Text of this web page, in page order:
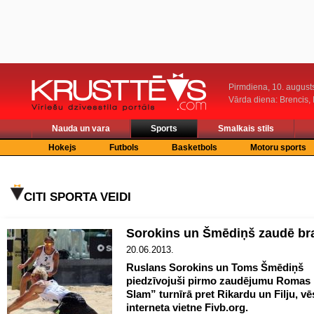
Pirmdiena, 10.
Vārda diena: Brencis,
Nauda un vara Sports
Smalkais stils
Hokejs
Futbols Basketbols Motoru sports
CITI SPORTA VEIDI
Sorokins un Šmēdiņš zaudē
20.06.2013.
Ruslans Sorokins un Toms Šmēdiņš
piedzīvojuši pirmo zaudējumu Romas
Slam” turnīrā pret Rikardu un Filju,
interneta vietne Fivb.org.